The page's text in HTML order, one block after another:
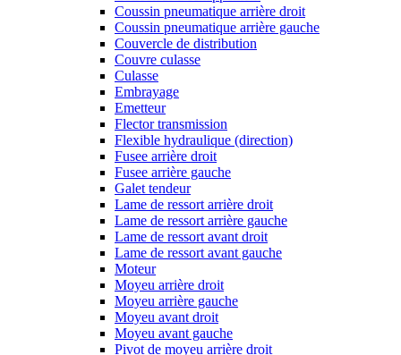
Coussin pneumatique arrière droit
Coussin pneumatique arrière gauche
Couvercle de distribution
Couvre culasse
Culasse
Embrayage
Emetteur
Flector transmission
Flexible hydraulique (direction)
Fusee arrière droit
Fusee arrière gauche
Galet tendeur
Lame de ressort arrière droit
Lame de ressort arrière gauche
Lame de ressort avant droit
Lame de ressort avant gauche
Moteur
Moyeu arrière droit
Moyeu arrière gauche
Moyeu avant droit
Moyeu avant gauche
Pivot de moyeu arrière droit